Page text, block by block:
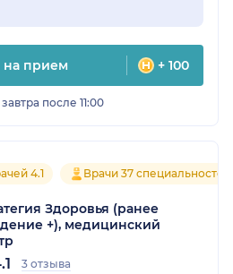
на прием + 100
после 11:00
4.1 Врачи 37 специальностей
Здоровья (ранее
+), медицинский
3 отзыва